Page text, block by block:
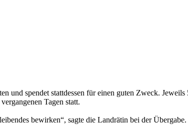
und spendet stattdessen für einen guten Zweck.
Tagen statt.
bewirken“, sagte die Landrätin bei der